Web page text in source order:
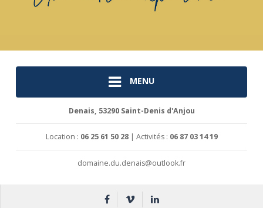
MENU
Denais, 53290 Saint-Denis d'Anjou
Location : 06 25 61 50 28| Activités : 06 87 03 14 19
domaine.du.denais@outlook.fr